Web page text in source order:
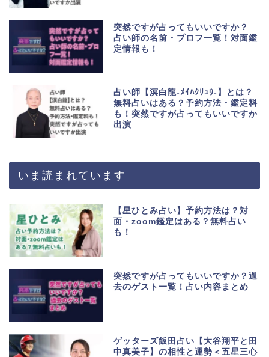
突然ですが占ってもいいですか？
占い師の名前・プロフ一覧！対面鑑
定情報も！
占い師【溟白龍-ﾒｲﾊｸﾘｭｳ-】とは？
無料占いはある？予約方法・鑑定料
も！突然ですが占ってもいいですか
出演
いま読まれています
【星ひとみ占い】予約方法は？対
面・zoom鑑定はある？無料占い
も！
突然ですが占ってもいいですか？過
去のゲスト一覧！占い内容まとめ
ゲッターズ飯田占い【大谷翔平と田
中真美子】の相性と運勢＜五星三心